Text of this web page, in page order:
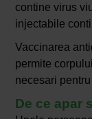
contine virus
injectabile
Vaccinarea
permite
necesari
De ce apar